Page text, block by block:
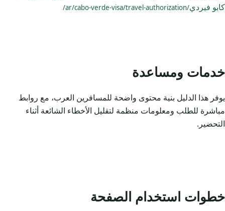
كابو فيردي/ar/cabo-verde-visa/travel-authorization/
خدمات ومساعدة
يوفر هذا الدليل بنية محتوى واضحة للمسافرين العرب، مع روابط
مباشرة للطلب ومعلومات منظمة لتقليل الأخطاء الشائعة أثناء
التحضير.
خطوات استخدام الصفحة